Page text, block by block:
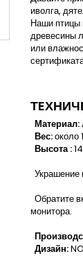
иволга,
Наши птицы
древесины
или
Материал:
Вес:около
Высота :
Украшение
Обратите
монитора.
Дизайн: